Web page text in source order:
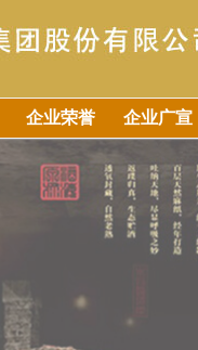
企业荣誉 企业广宣